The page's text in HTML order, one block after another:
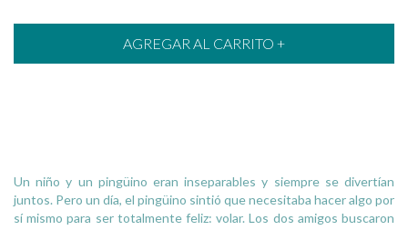
Un niño y un pingüino eran inseparables y siempre se divertían
juntos. Pero un día, el pingüino sintió que necesitaba hacer algo por
sí mismo para ser totalmente feliz: volar. Los dos amigos buscaron